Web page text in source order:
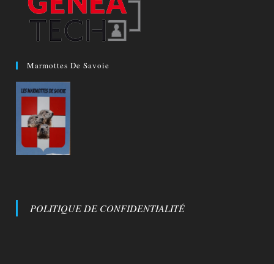
Marmottes De Savoie
POLITIQUE DE CONFIDENTIALITÉ